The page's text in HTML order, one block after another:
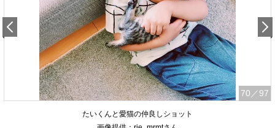
70 ／97
たいくんと愛猫の仲良しショット